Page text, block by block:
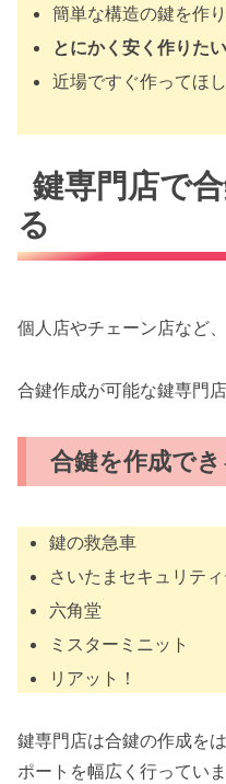
簡単な構造の鍵を作
とにかく安く作りたい
近場ですぐ作ってほ
鍵専門店で
る
個人店やチェーン店など
合鍵作成が可能な鍵専門
合鍵を作成で
鍵の救急車
さいたまセキュリテ
六角堂
ミスターミニット
リアット！
鍵専門店は合鍵の作成を
ポートを幅広く行っていま